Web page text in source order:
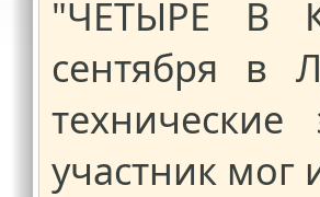
"ЧЕТЫРЕ В
сентября в
участник мог